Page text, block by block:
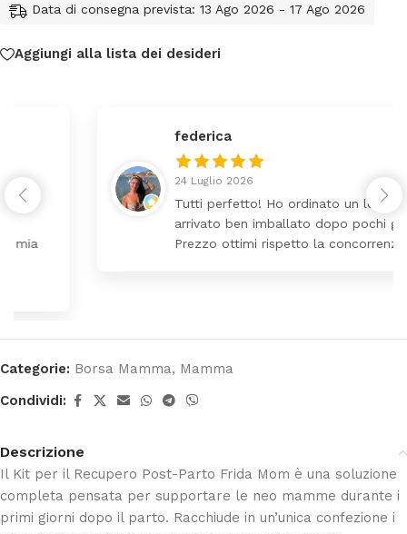
Data di consegna prevista: 13 Ago 2026 - 17 Ago 2026
Aggiungi alla lista dei desideri
24 Luglio 2026
Tutti perfetto! Ho ordinato un lettino che é
arrivato ben imballato dopo pochi giorni.
Prezzo ottimi rispetto la concorrenza
Categorie: Borsa Mamma, Mamma
Condividi:
Descrizione
Il Kit per il Recupero Post-Parto Frida Mom è una soluzione
completa pensata per supportare le neo mamme durante i
primi giorni dopo il parto. Racchiude in un’unica confezione i